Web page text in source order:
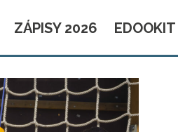
ZÁPISY 2026 EDOOKIT